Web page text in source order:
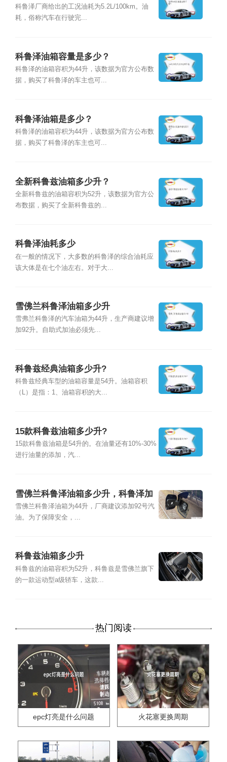
科鲁泽厂商给出的工况油耗为5.2L/100km。油
耗，俗称汽车在行驶完...
科鲁泽油箱容量是多少？
科鲁泽的油箱容积为44升，该数据为官方公布数
据，购买了科鲁泽的车主也可...
科鲁泽油箱是多少？
科鲁泽的油箱容积为44升，该数据为官方公布数
据，购买了科鲁泽的车主也可...
全新科鲁兹油箱多少升？
全新科鲁兹的油箱容积为52升，该数据为官方公
布数据，购买了全新科鲁兹的...
科鲁泽油耗多少
在一般的情况下，大多数的科鲁泽的综合油耗应
该大体是在七个油左右。对于大...
雪佛兰科鲁泽油箱多少升
雪弗兰科鲁泽的汽车油箱为44升，生产商建议增
加92升。自助式加油必须先...
科鲁兹经典油箱多少升?
科鲁兹经典车型的油箱容量是54升。油箱容积
（L）是指：1、油箱容积的大...
15款科鲁兹油箱多少升?
15款科鲁兹油箱是54升的。在油量还有10%-30%
进行油量的添加，汽...
雪佛兰科鲁泽油箱多少升，科鲁泽加
多少号汽油合适
雪佛兰科鲁泽油箱为44升，厂商建议添加92号汽
油。为了保障安全，...
科鲁兹油箱多少升
科鲁兹的油箱容积为52升，科鲁兹是雪佛兰旗下
的一款运动型a级轿车，这款...
热门阅读
epc灯亮是什么问题 火花塞更换周期